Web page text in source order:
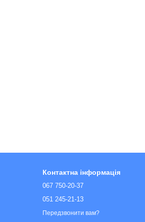
Контактна інформація
067 750-20-37
051 245-21-13
Передзвонити вам?